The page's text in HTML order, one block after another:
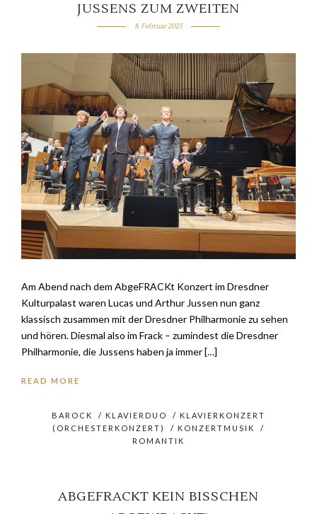
JUSSENS ZUM ZWEITEN
8. Februar 2025
Am Abend nach dem AbgeFRACKt Konzert im Dresdner
Kulturpalast waren Lucas und Arthur Jussen nun ganz
klassisch zusammen mit der Dresdner Philharmonie zu sehen
und hören. Diesmal also im Frack – zumindest die Dresdner
Philharmonie, die Jussens haben ja immer […]
READ MORE
BAROCK / KLAVIERDUO / KLAVIERKONZERT
(ORCHESTERKONZERT)
/ KONZERTMUSIK
/
ROMANTIK
ABGEFRACKT KEIN BISSCHEN